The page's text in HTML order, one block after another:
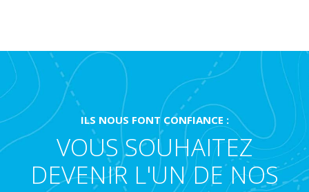
ILS NOUS FONT CONFIANCE :
VOUS SOUHAITEZ
DEVENIR L'UN DE NOS